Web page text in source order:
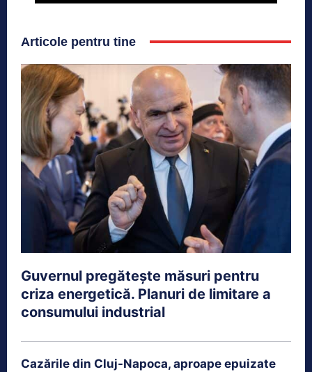
Articole pentru tine
Guvernul pregătește măsuri pentru
criza energetică. Planuri de limitare a
consumului industrial
Cazările din Cluj-Napoca, aproape epuizate